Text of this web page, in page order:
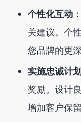
个性化互动
关建议。个
您品牌的更深
实施忠诚计划
奖励。设计
增加客户保留